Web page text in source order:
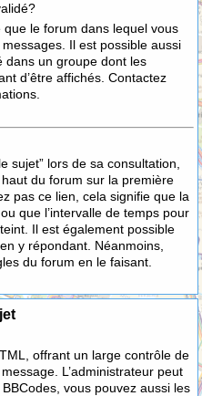
que le forum dans lequel vous
Il est possible aussi
dans un groupe dont les
d’être affichés. Contactez
sujet” lors de sa consultation,
du forum sur la première
pas ce lien, cela signifie que la
que l’intervalle de temps pour
Il est également possible
y répondant. Néanmoins,
du forum en le faisant.
offrant un large contrôle de
L’administrateur peut
vous pouvez aussi les